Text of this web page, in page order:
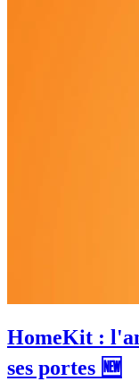
HomeKit :
ses portes 🆕